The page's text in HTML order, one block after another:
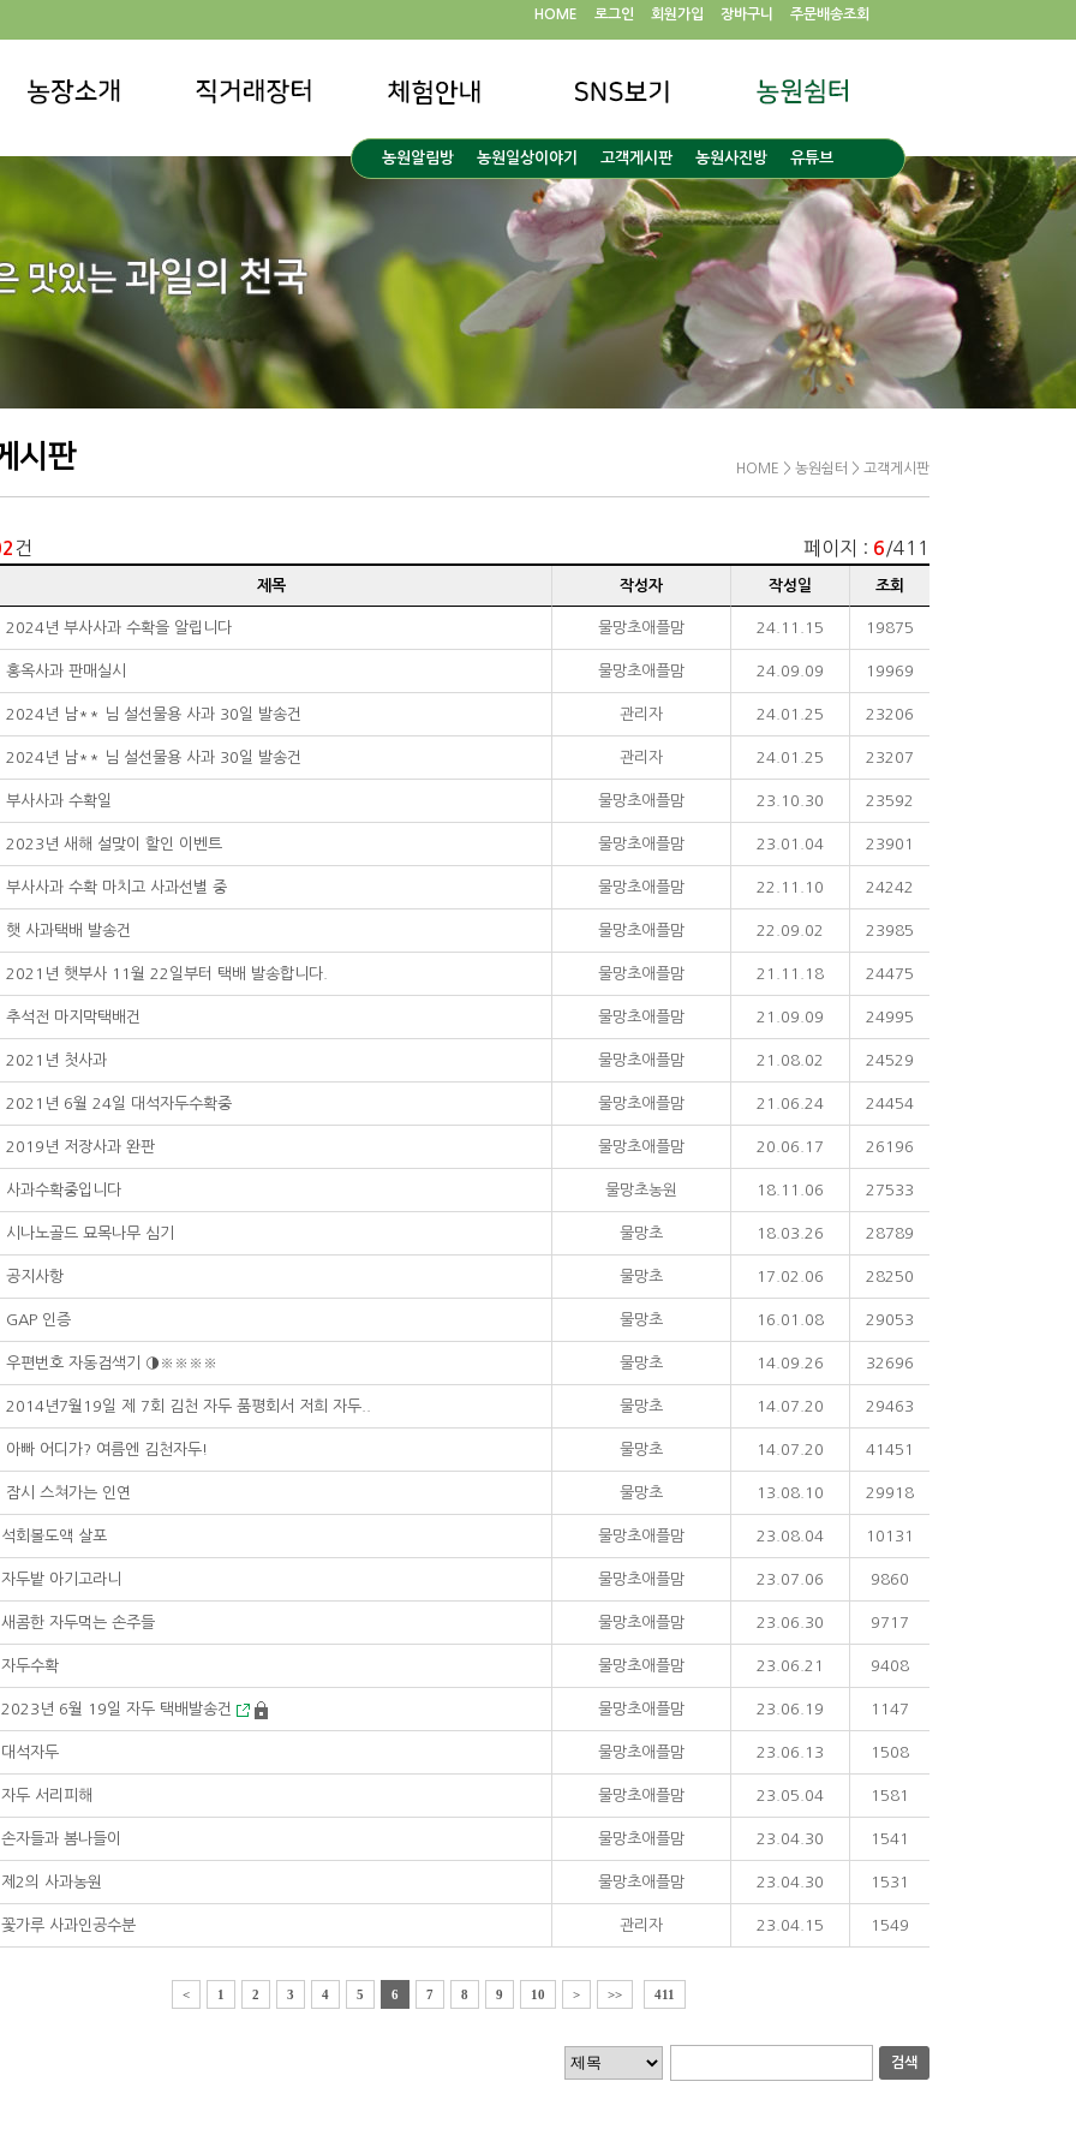
HOME 로그인 회원가입 장바구니 주문배송조회
농원알림방 농원일상이야기 고객게시판 농원사진방 유튜브
시판 HOME > 농원쉼터 > 고객게시판
건 페이지 : 6 /411
다.
제목 작성자 작성일 조회
2024년 부사사과 수확을 알립니다 물망초애플맘 24.11.15 19875
홍옥사과 판매실시 물망초애플맘 24.09.09 19969
2024년 남** 님 설선물용 사과 30일 발송건 관리자 24.01.25 23206
2024년 남** 님 설선물용 사과 30일 발송건 관리자 24.01.25 23207
부사사과 수확일 물망초애플맘 23.10.30 23592
2023년 새해 설맞이 할인 이벤트 물망초애플맘 23.01.04 23901
부사사과 수확 마치고 사과선별 중 물망초애플맘 22.11.10 24242
햇 사과택배 발송건 물망초애플맘 22.09.02 23985
2021년 햇부사 11월 22일부터 택배 발송합니다. 물망초애플맘 21.11.18 24475
추석전 마지막택배건 물망초애플맘 21.09.09 24995
2021년 첫사과 물망초애플맘 21.08.02 24529
2021년 6월 24일 대석자두수확중 물망초애플맘 21.06.24 24454
2019년 저장사과 완판 물망초애플맘 20.06.17 26196
사과수확중입니다 물망초농원 18.11.06 27533
시나노골드 묘목나무 심기 물망초 18.03.26 28789
공지사항 물망초 17.02.06 28250
GAP 인증 물망초 16.01.08 29053
우편번호 자동검색기 ◑※※※※ 물망초 14.09.26 32696
2014년7월19일 제 7회 김천 자두 품평회서 저희 자두.. 물망초 14.07.20 29463
아빠 어디가? 여름엔 김천자두! 물망초 14.07.20 41451
잠시 스쳐가는 인연 물망초 13.08.10 29918
석회볼도액 살포 물망초애플맘 23.08.04 10131
자두밭 아기고라니 물망초애플맘 23.07.06 9860
새콤한 자두먹는 손주들 물망초애플맘 23.06.30 9717
자두수확 물망초애플맘 23.06.21 9408
2023년 6월 19일 자두 택배발송건 물망초애플맘 23.06.19 1147
대석자두 물망초애플맘 23.06.13 1508
자두 서리피해 물망초애플맘 23.05.04 1581
손자들과 봄나들이 물망초애플맘 23.04.30 1541
제2의 사과농원 물망초애플맘 23.04.30 1531
꽃가루 사과인공수분 관리자 23.04.15 1549
< 1 2 3 4 5 6 7 8 9 10 > >> 411
검색